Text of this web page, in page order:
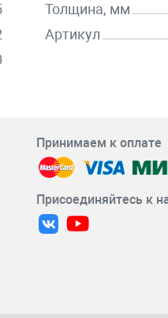
Толщина, мм
Артикул
Принимаем к оплате
Присоединяйтесь к